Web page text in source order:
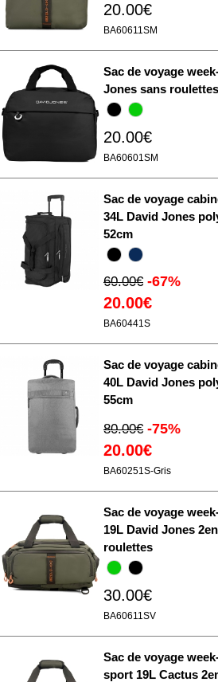
20.00€
BA60611SM
Sac de voyage
Jones sans roulettes
20.00€
BA60601SM
Sac de voyage
34L David Jones
52cm
60.00€ -67%
20.00€
BA60441S
Sac de voyage
40L David Jones
55cm
80.00€ -75%
20.00€
BA60251S-Gris
Sac de voyage
19L David Jones
roulettes
30.00€
BA60611SV
Sac de voyage
sport 19L Cactus